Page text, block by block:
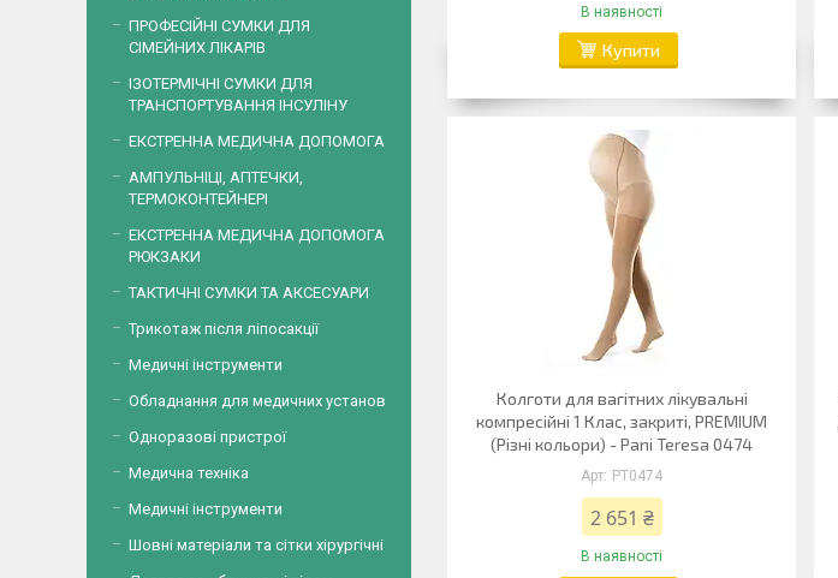
В наявності
Купити
Колготи для вагітних лікувальні
компресійні 1 Клас, закриті, PREMIUM
(Різні кольори) - Pani Teresa 0474
PT0474
2 651 ₴
В наявності
ПРОФЕСІЙНІ СУМКИ ДЛЯ
СІМЕЙНИХ ЛІКАРІВ
ІЗОТЕРМІЧНІ СУМКИ ДЛЯ
ТРАНСПОРТУВАННЯ ІНСУЛІНУ
ЕКСТРЕННА МЕДИЧНА ДОПОМОГА
АМПУЛЬНІЦІ, АПТЕЧКИ,
ТЕРМОКОНТЕЙНЕРІ
ЕКСТРЕННА МЕДИЧНА ДОПОМОГА
РЮКЗАКИ
ТАКТИЧНІ СУМКИ ТА АКСЕСУАРИ
Трикотаж після ліпосакції
Медичні інструменти
Обладнання для медичних установ
Одноразові пристрої
Медична техніка
Медичні інструменти
Шовні матеріали та сітки хірургічні